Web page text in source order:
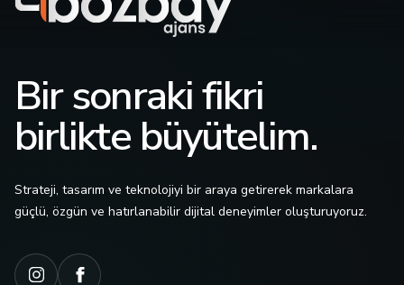
Bir sonraki fikri
birlikte büyütelim.
Strateji, tasarım ve teknolojiyi bir araya getirerek markalara
güçlü, özgün ve hatırlanabilir dijital deneyimler oluşturuyoruz.